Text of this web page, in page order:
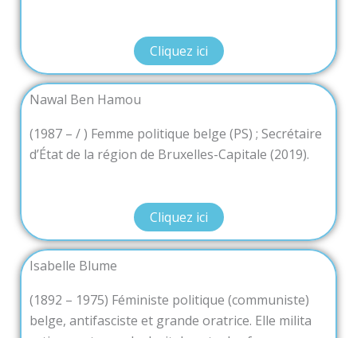
Cliquez ici
Nawal Ben Hamou
(1987 – / ) Femme politique belge (PS) ; Secrétaire
d’État de la région de Bruxelles-Capitale (2019).
Cliquez ici
Isabelle Blume
(1892 – 1975) Féministe politique (communiste)
belge, antifasciste et grande oratrice. Elle milita